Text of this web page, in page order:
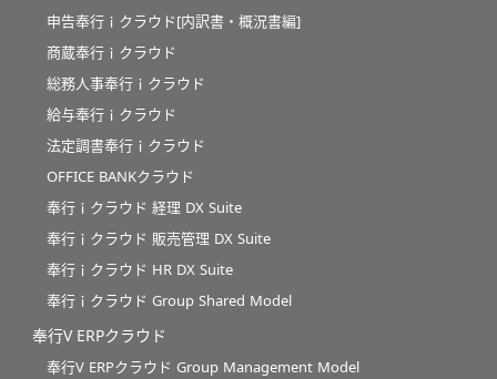
申告奉行ｉクラウド[内訳書・概況書編]
商蔵奉行ｉクラウド
総務人事奉行ｉクラウド
給与奉行ｉクラウド
法定調書奉行ｉクラウド
OFFICE BANKクラウド
奉行ｉクラウド 経理 DX Suite
奉行ｉクラウド 販売管理 DX Suite
奉行ｉクラウド HR DX Suite
奉行ｉクラウド Group Shared Model
奉行V ERPクラウド
奉行V ERPクラウド Group Management Model